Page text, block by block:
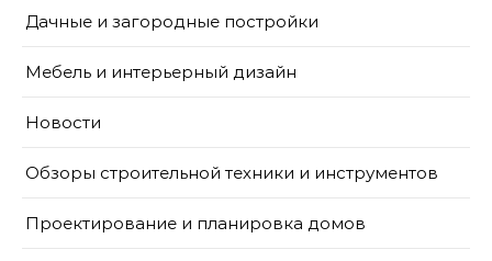
Дачные и загородные постройки
Мебель и интерьерный дизайн
Новости
Обзоры строительной техники и инструментов
Проектирование и планировка домов